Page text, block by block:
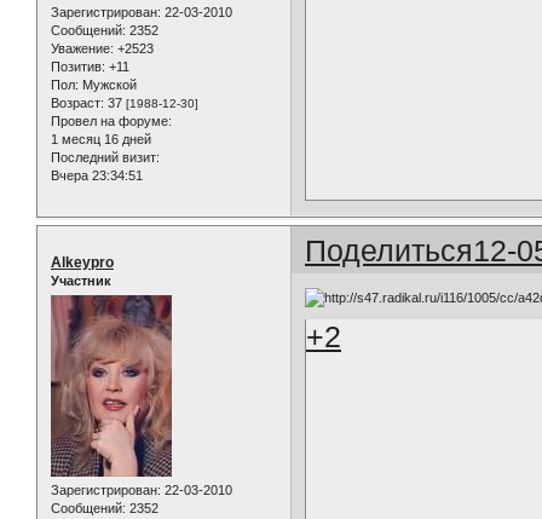
Зарегистрирован: 22-03-2010
Сообщений: 2352
Уважение: +2523
Позитив: +11
Пол: Мужской
Возраст: 37 [1988-12-30]
Провел на форуме:
1 месяц 16 дней
Последний визит:
Вчера 23:34:51
Поделиться12-
Alkeypro
Участник
Зарегистрирован: 22-03-2010
Сообщений: 2352
+2